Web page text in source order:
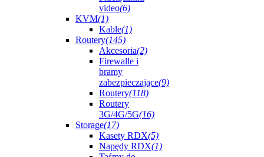
video(6)
KVM(1)
Kable(1)
Routery(145)
Akcesoria(2)
Firewalle i
bramy
zabezpieczające(9)
Routery(118)
Routery
3G/4G/5G(16)
Storage(17)
Kasety RDX(5)
Napędy RDX(1)